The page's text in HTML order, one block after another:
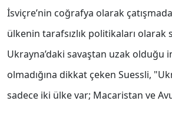
İsviçre’nin coğrafya olarak
ülkenin tarafsızlık politikaları olarak
Ukrayna’daki savaştan uzak olduğu
olmadığına dikkat çeken Suessli,
sadece iki ülke var; Macaristan ve